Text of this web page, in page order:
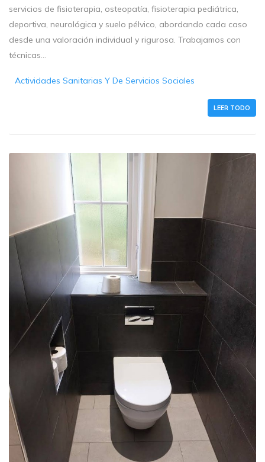
servicios de fisioterapia, osteopatía, fisioterapia pediátrica,
deportiva, neurológica y suelo pélvico, abordando cada caso
desde una valoración individual y rigurosa. Trabajamos con
técnicas...
Actividades Sanitarias Y De Servicios Sociales
LEER TODO